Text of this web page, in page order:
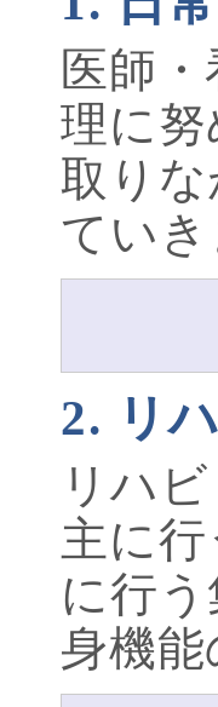
医師
理に
取り
ていき
2. リ
リハ
主に
に行
身機